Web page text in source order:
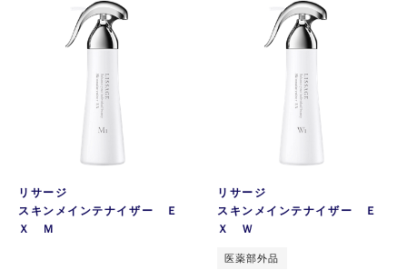
リサージ
スキンメインテナイザー Ｅ
Ｘ Ｍ
リサージ
スキンメインテナイザー Ｅ
Ｘ Ｗ
医薬部外品